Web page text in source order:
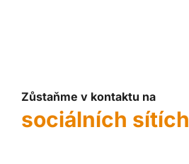
Zůstaňme v kontaktu na
sociálních sítích